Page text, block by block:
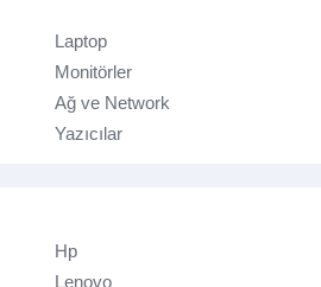
Laptop
Monitörler
Ağ ve Network
Yazıcılar
Hp
Lenovo